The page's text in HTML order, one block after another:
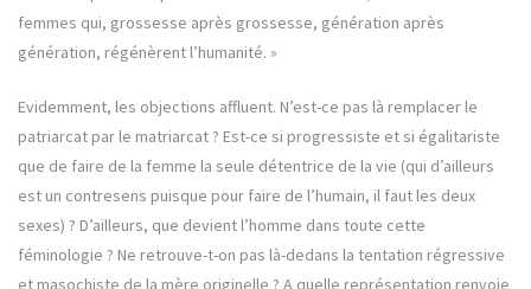
femmes qui, grossesse après grossesse, génération après
génération, régénèrent l’humanité. »
Evidemment, les objections affluent. N’est-ce pas là remplacer le
patriarcat par le matriarcat ? Est-ce si progressiste et si égalitariste
que de faire de la femme la seule détentrice de la vie (qui d’ailleurs
est un contresens puisque pour faire de l’humain, il faut les deux
sexes) ? D’ailleurs, que devient l’homme dans toute cette
féminologie ? Ne retrouve-t-on pas là-dedans la tentation régressive
et masochiste de la mère originelle ? A quelle représentation renvoie